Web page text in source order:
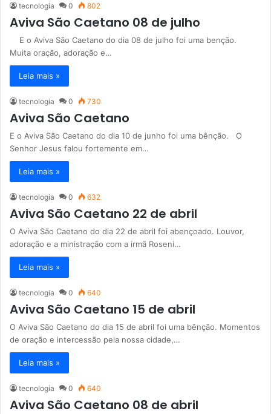
tecnologia 0 802
Aviva São Caetano 08 de julho
E o Aviva São Caetano do dia 08 de julho foi uma benção.
Muita oração, adoração e…
Leia mais »
tecnologia 0 730
Aviva São Caetano
E o Aviva São Caetano do dia 10 de junho foi uma bênção. O
Senhor Jesus falou fortemente em…
Leia mais »
tecnologia 0 632
Aviva São Caetano 22 de abril
O Aviva São Caetano do dia 22 de abril foi abençoado. Louvor,
adoração e a ministração com a irmã Roseni…
Leia mais »
tecnologia 0 640
Aviva São Caetano 15 de abril
O Aviva São Caetano do dia 15 de abril foi uma bênção. Momentos
de oração e intercessão pela nossa cidade,…
Leia mais »
tecnologia 0 640
Aviva São Caetano 08 de abril